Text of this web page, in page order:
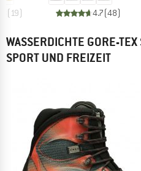
( 19)
4.7(48)
WASSERDICHTE GORE-
SPORT UND FREIZEIT